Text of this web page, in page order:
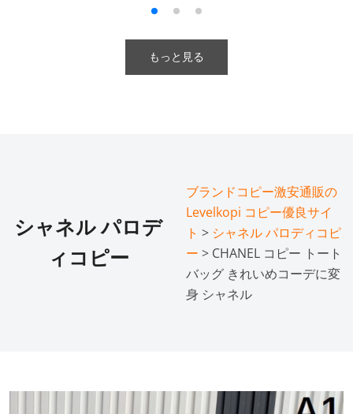
もっと見る
シャネル パロデ
ィコピー
ブランドコピー激安通販の
Levelkopi コピー優良サイ
ト > シャネル パロディコピ
ー > CHANEL コピー トート
バッグ きれいめコーデに変
身 シャネル